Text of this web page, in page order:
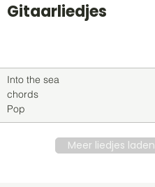
Gitaarliedjes
Into the sea
chords
Pop
Meer liedjes laden